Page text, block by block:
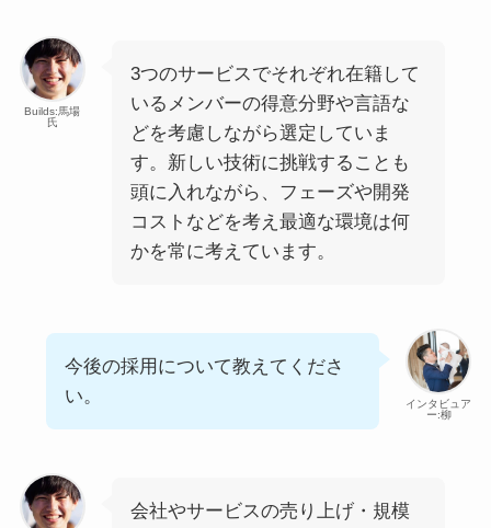
Builds:馬場
氏
3つのサービスでそれぞれ在籍して
いるメンバーの得意分野や言語な
どを考慮しながら選定していま
す。新しい技術に挑戦することも
頭に入れながら、フェーズや開発
コストなどを考え最適な環境は何
かを常に考えています。
インタビュア
ー:柳
今後の採用について教えてくださ
い。
会社やサービスの売り上げ・規模